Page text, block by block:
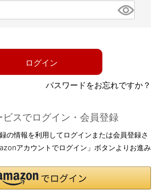
ログイン
パスワードをお忘れですか？
ビスでログイン・会員登録
の情報を利用してログインまたは会員登録さ
アカウントでログイン」ボタンよりお進み